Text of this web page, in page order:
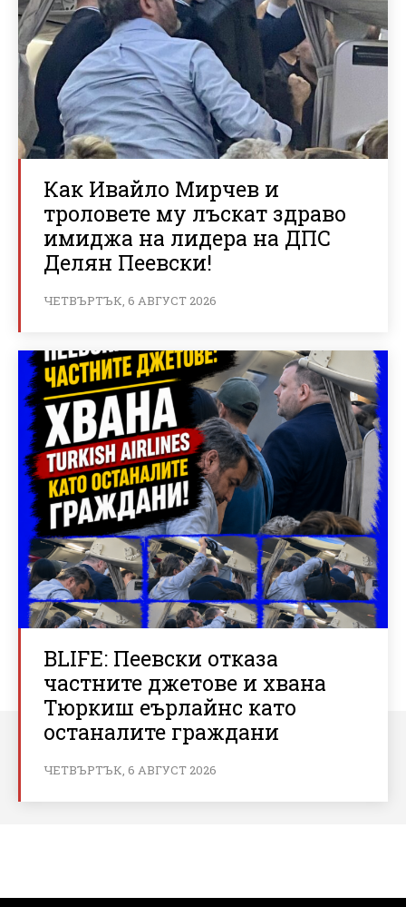
Как Ивайло Мирчев и
троловете му лъскат здраво
имиджа на лидера на ДПС
Делян Пеевски!
ЧЕТВЪРТЪК, 6 АВГУСТ 2026
BLIFE: Пеевски отказа
частните джетове и хвана
Тюркиш еърлайнс като
останалите граждани
ЧЕТВЪРТЪК, 6 АВГУСТ 2026